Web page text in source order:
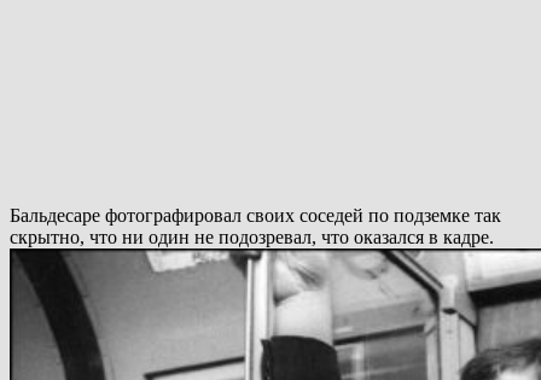
Бальдесаре фотографировал своих соседей по подземке так
скрытно, что ни один не подозревал, что оказался в кадре.